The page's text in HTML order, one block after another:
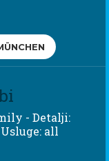
- Detalji:
all